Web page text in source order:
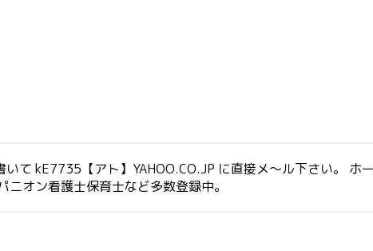
て kE7735【アト】YAHOO.CO.JP に直接メ～ル下さい。 ホ
オン看護士保育士など多数登録中。